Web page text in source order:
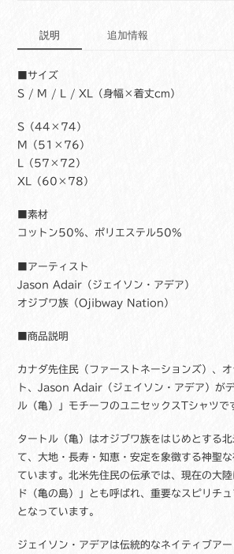
シ
ャ
MENS
メ
ン
ズ
カ
ダ
先
民
ネ
イ
ィ
デ
ザ
イ
Turtle
カ
メ
ヘ
ザ
ー
ブ
説明 追加情報
■サイズ
S / M / L / XL（身幅×着丈cm）
S（44×74）
M（51×76）
L（57×72）
XL（60×78）
■素材
コットン50％、ポリエステル50％
■アーティスト
Jason Adair（ジェイソン・アデア）
オジブワ族（Ojibway Nation）
■商品説明
カナダ先住民（ファーストネーションズ）、
ト、Jason Adair（ジェイソン・アデア）が
ル（亀）」モチーフのユニセックスTシャツで
タートル（亀）はオジブワ族をはじめとする
て、大地・長寿・知恵・安定を象徴する神聖
ています。北米先住民の伝承では、現在の大
ド（亀の島）」とも呼ばれ、重要なスピリチ
となっています。
ジェイソン・アデアは伝統的なネイティブアー